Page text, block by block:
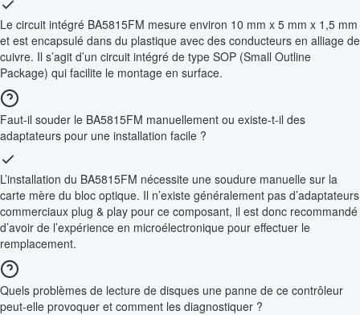
Le circuit intégré BA5815FM mesure environ 10 mm x 5 mm x 1,5 mm
et est encapsulé dans du plastique avec des conducteurs en alliage de
cuivre. Il s’agit d’un circuit intégré de type SOP (Small Outline
Package) qui facilite le montage en surface.
Faut-il souder le BA5815FM manuellement ou existe-t-il des
adaptateurs pour une installation facile ?
L’installation du BA5815FM nécessite une soudure manuelle sur la
carte mère du bloc optique. Il n’existe généralement pas d’adaptateurs
commerciaux plug & play pour ce composant, il est donc recommandé
d’avoir de l’expérience en microélectronique pour effectuer le
remplacement.
Quels problèmes de lecture de disques une panne de ce contrôleur
peut-elle provoquer et comment les diagnostiquer ?